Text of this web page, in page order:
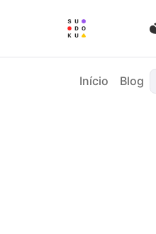
Início Blog